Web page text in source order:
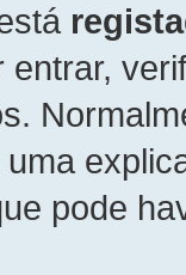
entrar,
pode